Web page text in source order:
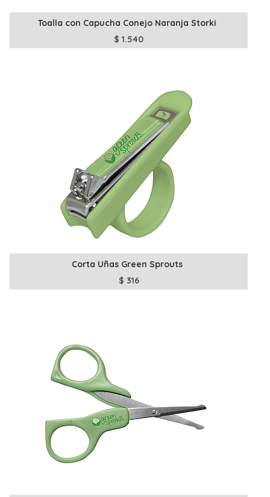
Toalla con Capucha Conejo Naranja Storki
$1.540
Corta Uñas Green Sprouts
$ 316